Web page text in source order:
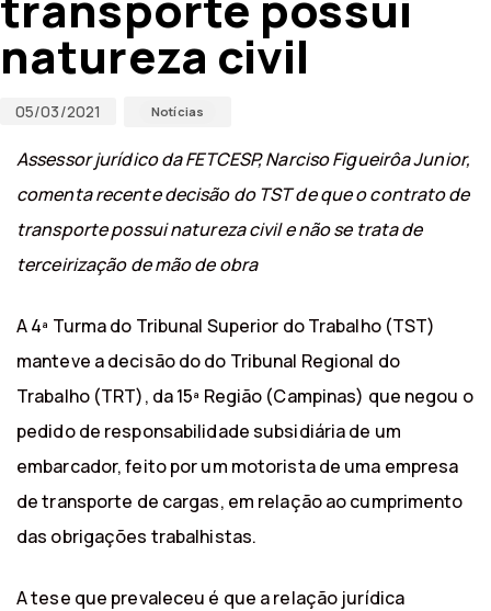
natureza civil
05/03/2021 Notícias
Assessor jurídico da FETCESP, Narciso Figueirôa Junior,
comenta recente decisão do TST de que o contrato de
transporte possui natureza civil e não se trata de
terceirização de mão de obra
A 4ª Turma do Tribunal Superior do Trabalho (TST)
manteve a decisão do do Tribunal Regional do
Trabalho (TRT), da 15ª Região (Campinas) que negou o
pedido de responsabilidade subsidiária de um
embarcador, feito por um motorista de uma empresa
de transporte de cargas, em relação ao cumprimento
das obrigações trabalhistas.
A tese que prevaleceu é que a relação jurídica